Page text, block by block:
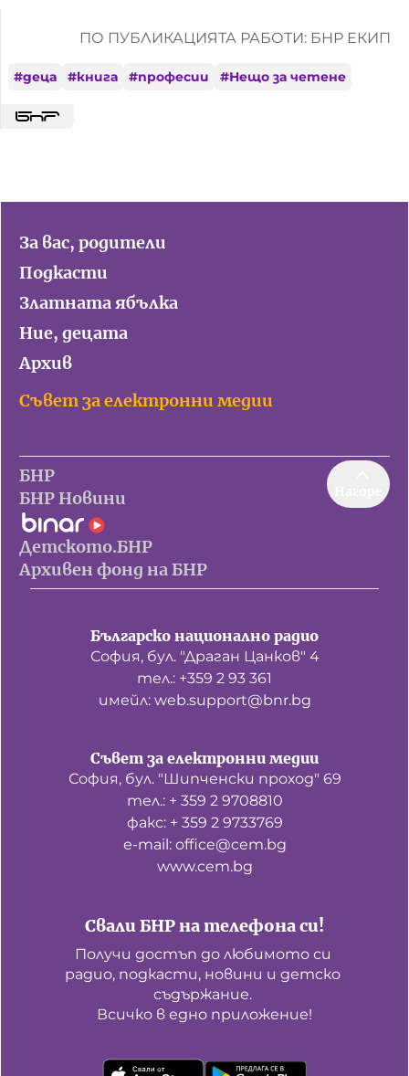
ПО ПУБЛИКАЦИЯТА РАБОТИ: БНР ЕКИП
#деца #книга #професии #Нещо за четене
За вас, родители
Подкасти
Златната ябълка
Ние, децата
Архив
Съвет за електронни медии
БНР
БНР Новини
Детското.БНР
Архивен фонд на БНР
Българско национално радио
София, бул. "Драган Цанков" 4
тел.: +359 2 93 361
имейл: web.support@bnr.bg
Свали БНР на телефона си!
Получи достъп до любимото си
радио, подкасти, новини и детско
съдържание.
Всичко в едно приложение!
Съвет за електронни медии
София, бул. "Шипченски проход" 69
тел.: + 359 2 9708810
факс: + 359 2 9733769
е-mail: office@cem.bg
www.cem.bg